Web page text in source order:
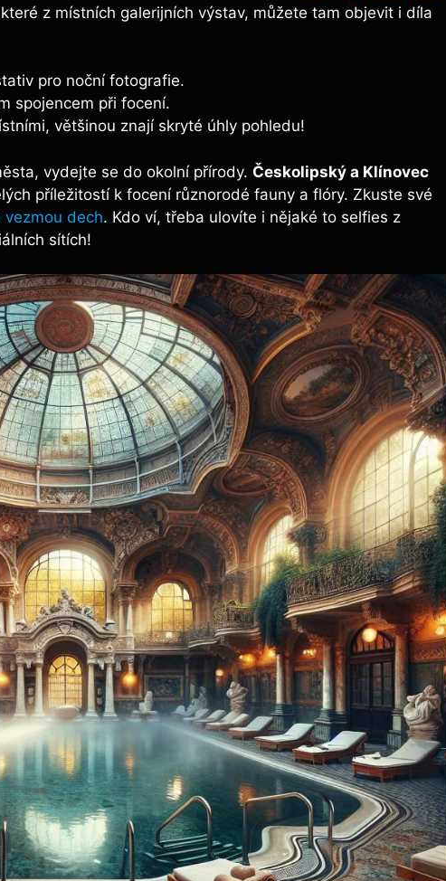
z místních galerijních výstav, můžete tam objevit i díla
pro noční fotografie.
spojencem při focení.
většinou znají skryté úhly pohledu!
vydejte se do okolní přírody. Českolipský a Klínovec
příležitostí k focení různorodé fauny a flóry. Zkuste své
vezmou dech. Kdo ví, třeba ulovíte i nějaké to selfies z
sítích!